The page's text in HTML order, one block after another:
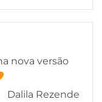
nova versão
Dalila Rezende